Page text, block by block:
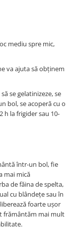
mediu spre mic,
va ajuta să obținem
se gelatinizeze, se
bol, se acoperă cu o
h la frigider sau 10-
într-un bol, fie
mai mică
de făina de spelta,
cu blândețe sau în
foarte ușor
frământăm mai mult